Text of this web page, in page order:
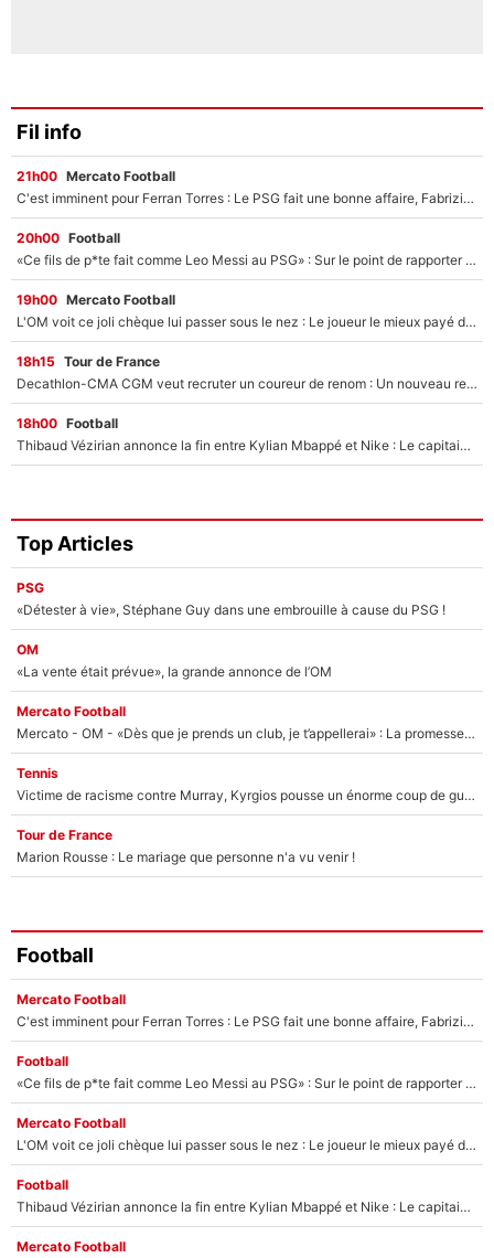
Fil info
21h00 Mercato Football
C'est imminent pour Ferran Torres : Le PSG fait une bonne affaire, Fabrizio Romano révèle le vrai prix du joueur !
20h00 Football
«Ce fils de p*te fait comme Leo Messi au PSG» : Sur le point de rapporter gros à l'OM, Facundo Medina raconte son clash avec des supporters !
19h00 Mercato Football
L'OM voit ce joli chèque lui passer sous le nez : Le joueur le mieux payé du club refuse de partir, son transfert est annulé à la dernière minute !
18h15 Tour de France
Decathlon-CMA CGM veut recruter un coureur de renom : Un nouveau renfort important arrive pour Paul Seixas ?
18h00 Football
Thibaud Vézirian annonce la fin entre Kylian Mbappé et Nike : Le capitaine de l'équipe de France lui répond sur Instagram !
Top Articles
PSG
«Détester à vie», Stéphane Guy dans une embrouille à cause du PSG !
OM
«La vente était prévue», la grande annonce de l’OM
Mercato Football
Mercato - OM - «Dès que je prends un club, je t’appellerai» : La promesse de Marcelino au moment de claquer la porte
Tennis
Victime de racisme contre Murray, Kyrgios pousse un énorme coup de gueule !
Tour de France
Marion Rousse : Le mariage que personne n'a vu venir !
Football
Mercato Football
C'est imminent pour Ferran Torres : Le PSG fait une bonne affaire, Fabrizio Romano révèle le vrai prix du joueur !
Football
«Ce fils de p*te fait comme Leo Messi au PSG» : Sur le point de rapporter gros à l'OM, Facundo Medina raconte son clash avec des supporters !
Mercato Football
L'OM voit ce joli chèque lui passer sous le nez : Le joueur le mieux payé du club refuse de partir, son transfert est annulé à la dernière minute !
Football
Thibaud Vézirian annonce la fin entre Kylian Mbappé et Nike : Le capitaine de l'équipe de France lui répond sur Instagram !
Mercato Football